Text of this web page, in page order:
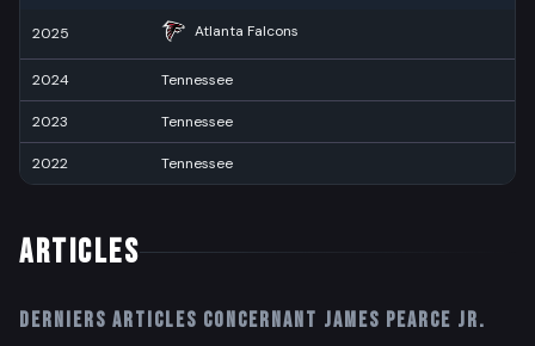
2025 Atlanta Falcons
2024 Tennessee
2023 Tennessee
2022 Tennessee
ARTICLES
Derniers articles concernant James Pearce Jr.